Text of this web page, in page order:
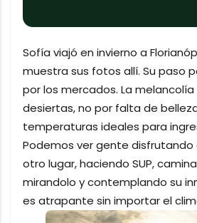
Sofía viajó en invierno a
muestra sus fotos allí. Su paso
por los mercados. La
desiertas, no por falta de
temperaturas ideales para
Podemos ver gente disfrutando
otro lugar, haciendo SUP,
mirandolo y contemplando su
es atrapante sin importar el